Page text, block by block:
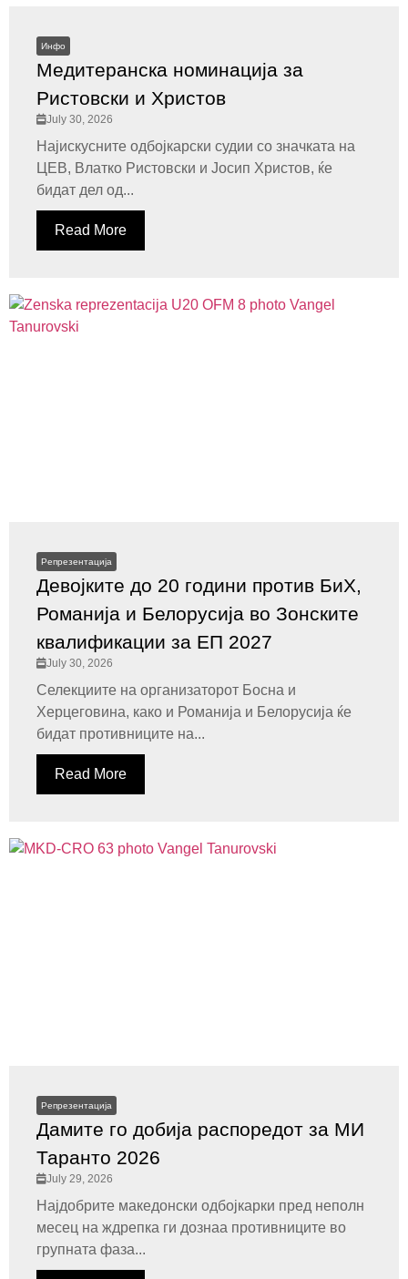
Инфо
Медитеранска номинација за
Ристовски и Христов
July 30, 2026
Најискусните одбојкарски судии со значката на
ЦЕВ, Влатко Ристовски и Јосип Христов, ќе
бидат дел од...
Read More
Репрезентација
Девојките до 20 години против БиХ,
Романија и Белорусија во Зонските
квалификации за ЕП 2027
July 30, 2026
Селекциите на организаторот Босна и
Херцеговина, како и Романија и Белорусија ќе
бидат противниците на...
Read More
Репрезентација
Дамите го добија распоредот за МИ
Таранто 2026
July 29, 2026
Најдобрите македонски одбојкарки пред неполн
месец на ждрепка ги дознаа противниците во
групната фаза...